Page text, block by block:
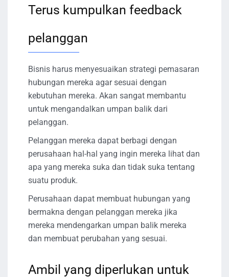
Terus kumpulkan feedback
pelanggan
Bisnis harus menyesuaikan strategi pemasaran
hubungan mereka agar sesuai dengan
kebutuhan mereka. Akan sangat membantu
untuk mengandalkan umpan balik dari
pelanggan.
Pelanggan mereka dapat berbagi dengan
perusahaan hal-hal yang ingin mereka lihat dan
apa yang mereka suka dan tidak suka tentang
suatu produk.
Perusahaan dapat membuat hubungan yang
bermakna dengan pelanggan mereka jika
mereka mendengarkan umpan balik mereka
dan membuat perubahan yang sesuai.
Ambil yang diperlukan untuk